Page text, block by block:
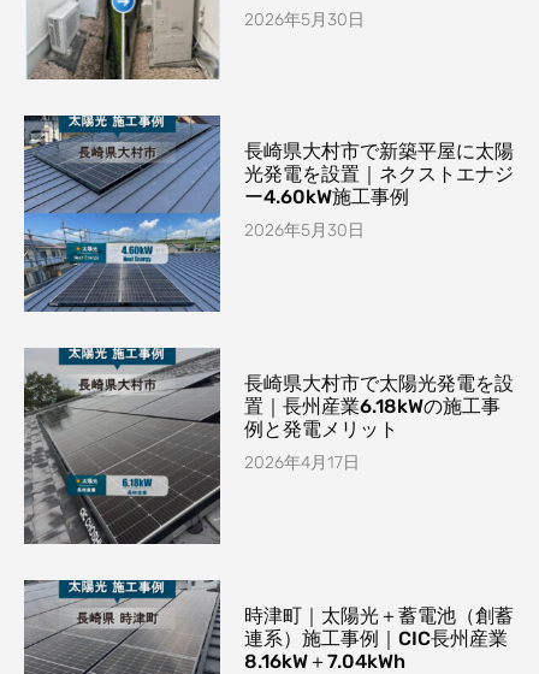
2026年5月30日
長崎県大村市で新築平屋に太陽
光発電を設置｜ネクストエナジ
ー4.60kW施工事例
2026年5月30日
長崎県大村市で太陽光発電を設
置｜長州産業6.18kWの施工事
例と発電メリット
2026年4月17日
時津町｜太陽光＋蓄電池（創蓄
連系）施工事例｜CIC長州産業
8.16kW＋7.04kWh